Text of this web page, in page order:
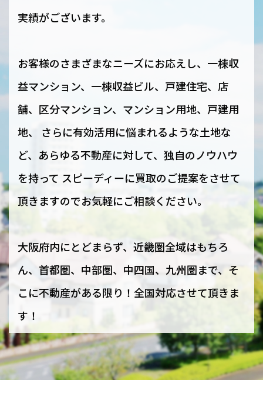
実績がございます。
お客様のさまざまなニーズにお応えし、一棟収
益マンション、一棟収益ビル、戸建住宅、店
舗、区分マンション、マンション用地、戸建用
地、 さらに有効活用に悩まれるような土地な
ど、あらゆる不動産に対して、独自のノウハウ
を持って スピーディーに買取のご提案をさせて
頂きますのでお気軽にご相談ください。
大阪府内にとどまらず、近畿圏全域はもちろ
ん、首都圏、中部圏、中四国、九州圏まで、そ
こに不動産がある限り！全国対応させて頂きま
す！